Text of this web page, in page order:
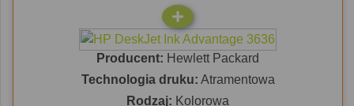
Producent: Hewlett Packard
Technologia druku: Atramentowa
Rodzaj: Kolorowa